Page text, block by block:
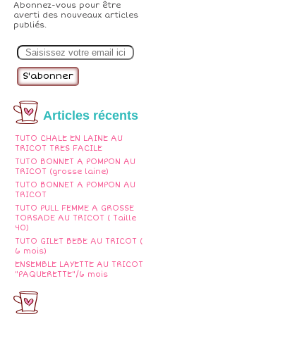
Abonnez-vous pour être
averti des nouveaux articles
publiés.
m
Articles récents
TUTO CHALE EN LAINE AU
TRICOT TRES FACILE
TUTO BONNET A POMPON AU
TRICOT (grosse laine)
TUTO BONNET A POMPON AU
TRICOT
TUTO PULL FEMME A GROSSE
TORSADE AU TRICOT ( Taille
40)
TUTO GILET BEBE AU TRICOT (
6 mois)
ENSEMBLE LAYETTE AU TRICOT
"PAQUERETTE"/6 mois